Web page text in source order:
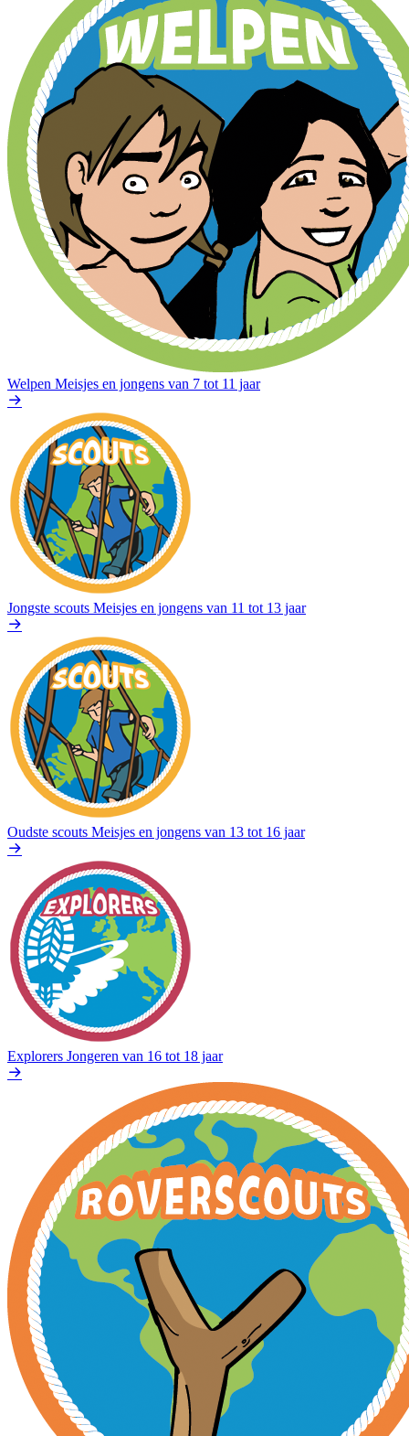
Welpen Meisjes en jongens van 7 tot 11 jaar
Jongste scouts Meisjes en jongens van 11 tot 13 jaar
Oudste scouts Meisjes en jongens van 13 tot 16 jaar
Explorers Jongeren van 16 tot 18 jaar